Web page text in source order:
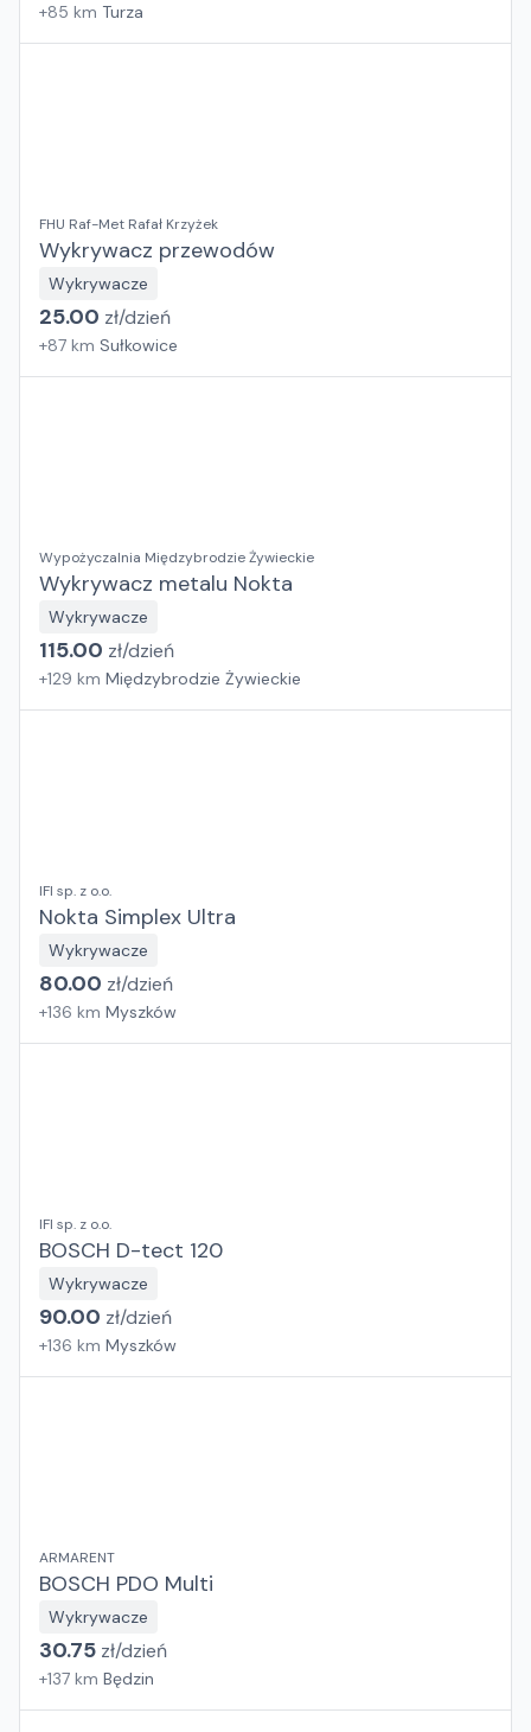
+85 km Turza
FHU Raf-Met Rafał Krzyżek
Wykrywacz przewodów
Wykrywacze
25.00 zł/dzień
+87 km Sułkowice
Wypożyczalnia Międzybrodzie Żywieckie
Wykrywacz metalu Nokta
Wykrywacze
115.00 zł/dzień
+129 km Międzybrodzie Żywieckie
IFI sp. z o.o.
Nokta Simplex Ultra
Wykrywacze
80.00 zł/dzień
+136 km Myszków
IFI sp. z o.o.
BOSCH D-tect 120
Wykrywacze
90.00 zł/dzień
+136 km Myszków
ARMARENT
BOSCH PDO Multi
Wykrywacze
30.75 zł/dzień
+137 km Będzin